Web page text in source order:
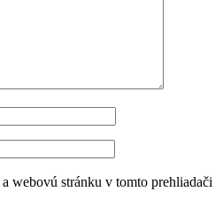
webovú stránku v tomto prehliadači